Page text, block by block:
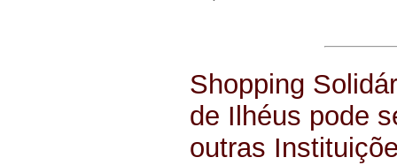
Shopping
de Ilhéus pode
outras